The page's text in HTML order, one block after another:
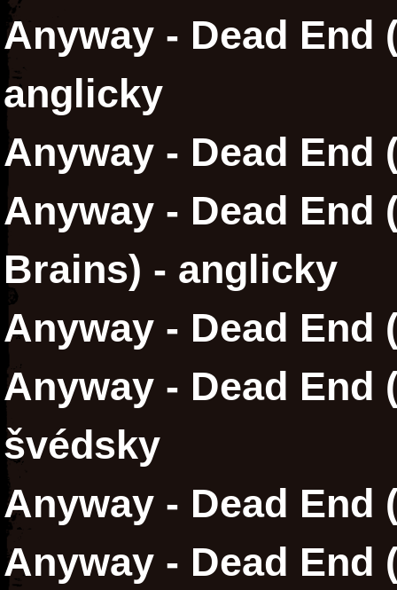
Anyway - Dead End
anglicky
Anyway - Dead End
Anyway - Dead
Brains) - anglicky
Anyway - Dead End
Anyway - Dead End
švédsky
Anyway - Dead End
Anyway - Dead End